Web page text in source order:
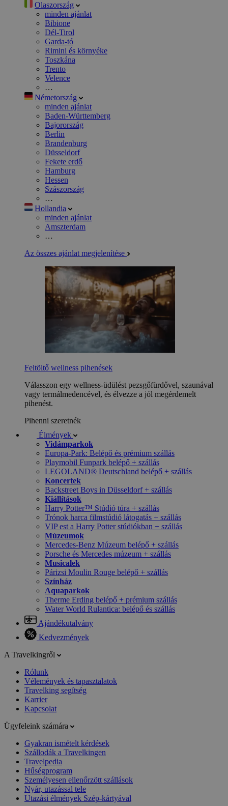
Olaszország
minden ajánlat
Bibione
Dél-Tirol
Garda-tó
Rimini és környéke
Toszkána
Trento
Velence
…
Németország
minden ajánlat
Baden-Württemberg
Bajorország
Berlin
Brandenburg
Düsseldorf
Fekete erdő
Hamburg
Hessen
Szászország
…
Hollandia
minden ajánlat
Amszterdam
…
Az összes ajánlat megjelenítése
Feltöltő wellness pihenések
Válasszon egy wellness-üdülést pezsgőfürdővel, szaunával
vagy termálmedencével, és élvezze a jól megérdemelt
pihenést.
Pihenni szeretnék
Élmények
Vidámparkok
Europa-Park: Belépő és prémium szállás
Playmobil Funpark belépő + szállás
LEGOLAND® Deutschland belépő + szállás
Koncertek
Backstreet Boys in Düsseldorf + szállás
Kiállítások
Harry Potter™ Stúdió túra + szállás
Trónok harca filmstúdió látogatás + szállás
VIP est a Harry Potter stúdiókban + szállás
Múzeumok
Mercedes-Benz Múzeum belépő + szállás
Porsche és Mercedes múzeum + szállás
Musicalek
Párizsi Moulin Rouge belépő + szállás
Színház
Aquaparkok
Therme Erding belépő + prémium szállás
Water World Rulantica: belépő és szállás
Ajándékutalvány
Kedvezmények
A Travelkingről
Rólunk
Vélemények és tapasztalatok
Travelking segítség
Karrier
Kapcsolat
Ügyfeleink számára
Gyakran ismételt kérdések
Szállodák a Travelkingen
Travelpedia
Hűségprogram
Személyesen ellenőrzött szállások
Nyár, utazással tele
Utazási élmények Szép-kártyával